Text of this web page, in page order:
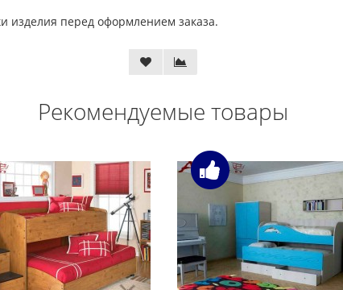
изделия перед оформлением заказа.
Рекомендуемые товары